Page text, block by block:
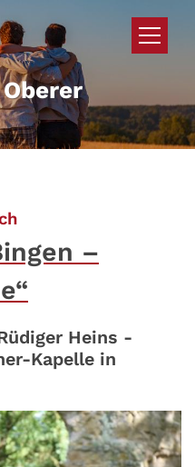
–
Heins -
Kapelle in